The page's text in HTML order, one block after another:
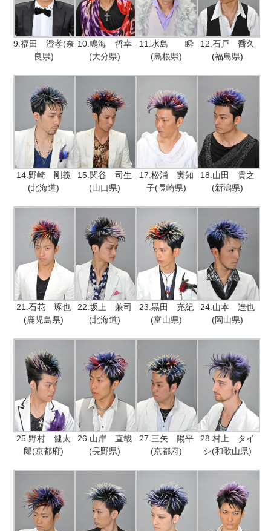
9.福田 澄孝(奈
良県)
10.鳴海 哲幸
(大分県)
11.水島 瞬
(島根県)
12.石戸 喬久
(福島県)
14.野崎 剛義
(北海道)
15.関谷 司生
(山口県)
17.松浦 実知
子(長崎県)
18.山田 貴之
(新潟県)
21.石花 琢也
(鹿児島県)
22.坂上 兼司
(北海道)
23.黒田 充紀
(富山県)
24.山本 達也
(岡山県)
25.野村 健太
郎(京都府)
26.山岸 直哉
(長野県)
27.三矢 陽平
(京都府)
28.村上 タイ
シ(和歌山県)